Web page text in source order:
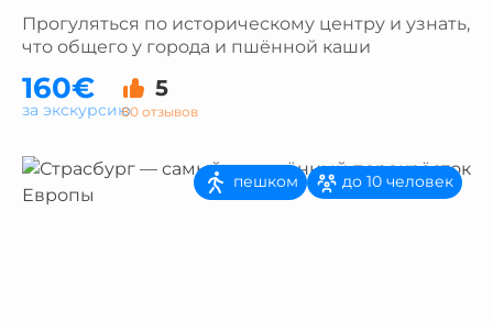
Прогуляться по историческому центру и узнать,
что общего у города и пшённой каши
160€ 5
80 отзывов
за экскурсию
пешком до 10 человек